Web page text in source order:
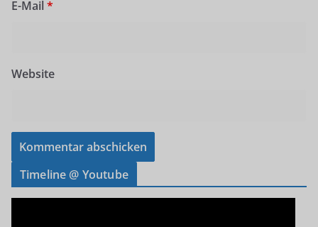
E-Mail *
Website
Timeline @ Youtube